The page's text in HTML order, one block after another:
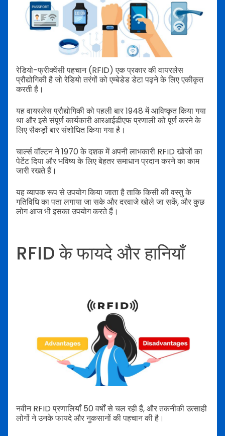
रेडियो-फ्रीक्वेंसी पहचान (RFID) एक प्रकार की वायरलेस
प्रौद्योगिकी है जो रेडियो तरंगों को एम्बेडेड डेटा पढ़ने के लिए एकीकृत
करती है।
यह वायरलेस प्रौद्योगिकी को पहली बार 1948 में आविष्कृत किया गया
था और इसे संपूर्ण कार्यकारी आरआईडीएफ प्रणाली को पूर्ण करने के
लिए सैकड़ों बार संशोधित किया गया है।
चार्ल्स वॉल्टन ने 1970 के दशक में अपनी लाभकारी RFID खोजों का
पेटेंट दिया और भविष्य के लिए बेहतर समाधान प्रदान करने का काम
जारी रखते हैं।
यह व्यापक रूप से उपयोग किया जाता है ताकि किसी की वस्तु के
गतिविधि का पता लगाया जा सके और दरवाजे खोले जा सकें, और कुछ
लोग आज भी इसका उपयोग करते हैं।
RFID के फायदे और हानियाँ
नवीन RFID प्रणालियाँ 50 वर्षों से चल रही हैं, और तकनीकी उत्साही
लोगों ने उनके फायदे और नुकसानों की पहचान की है।